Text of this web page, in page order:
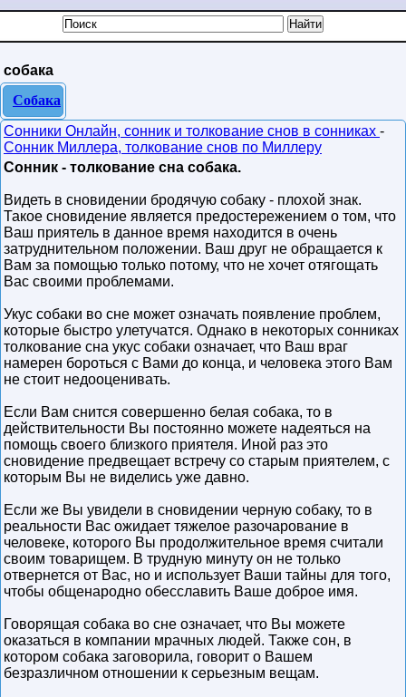
собака
Собака
Сонники Онлайн, сонник и толкование снов в сонниках -
Сонник Миллера, толкование снов по Миллеру
Сонник - толкование сна собака.
Видеть в сновидении бродячую собаку - плохой знак.
Такое сновидение является предостережением о том, что
Ваш приятель в данное время находится в очень
затруднительном положении. Ваш друг не обращается к
Вам за помощью только потому, что не хочет отягощать
Вас своими проблемами.
Укус собаки во сне может означать появление проблем,
которые быстро улетучатся. Однако в некоторых сонниках
толкование сна укус собаки означает, что Ваш враг
намерен бороться с Вами до конца, и человека этого Вам
не стоит недооценивать.
Если Вам снится совершенно белая собака, то в
действительности Вы постоянно можете надеяться на
помощь своего близкого приятеля. Иной раз это
сновидение предвещает встречу со старым приятелем, с
которым Вы не виделись уже давно.
Если же Вы увидели в сновидении черную собаку, то в
реальности Вас ожидает тяжелое разочарование в
человеке, которого Вы продолжительное время считали
своим товарищем. В трудную минуту он не только
отвернется от Вас, но и использует Ваши тайны для того,
чтобы общенародно обесславить Ваше доброе имя.
Говорящая собака во сне означает, что Вы можете
оказаться в компании мрачных людей. Также сон, в
котором собака заговорила, говорит о Вашем
безразличном отношении к серьезным вещам.